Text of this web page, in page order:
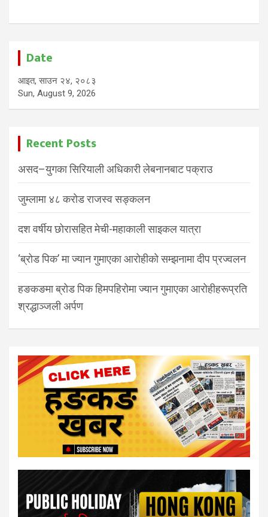
Date
आइत, साउन २४, २०८३
Sun, August 9, 2026
Recent Posts
असद–युगका सिरियाली अधिकारी लेबनानबाट पक्राउ
जुम्लामा ४८ करोड राजस्व सङ्कलन
दश वर्षीय छोरासहित मेची-महाकाली साइकल यात्रा
‘ब्रोड पिक’ मा ज्यान गुमाएका आरोहीको सम्झनामा दीप प्रज्वलन
हङकङमा ब्रोड पिक हिमपहिरोमा ज्यान गुमाएका आरोहीहरूप्रति
श्रद्धाञ्जली अर्पण